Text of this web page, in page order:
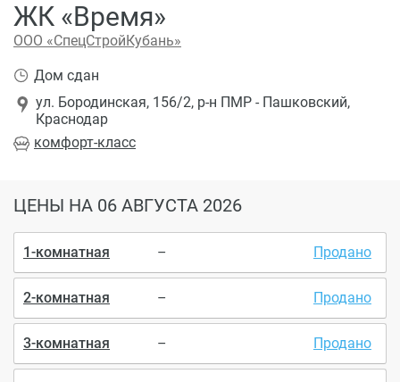
ЖК «Время»
ООО «СпецСтройКубань»
комфорт-класс
ул. Бородинская, 156/2, р-н ПМР - Пашковский,
Краснодар
Дом сдан
ЦЕНЫ НА 06 АВГУСТА 2026
1-комнатная – Продано
2-комнатная – Продано
3-комнатная – Продано